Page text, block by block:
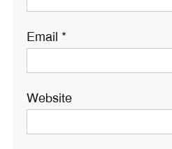
Email *
Website